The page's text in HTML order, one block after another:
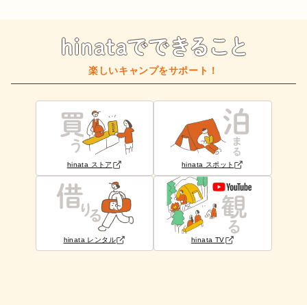
楽しいキャンプをサポート！
hinata ストア hinata スポット
hinata レンタル hinata TV